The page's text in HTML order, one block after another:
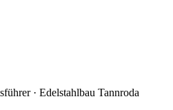
· Edelstahlbau Tannroda